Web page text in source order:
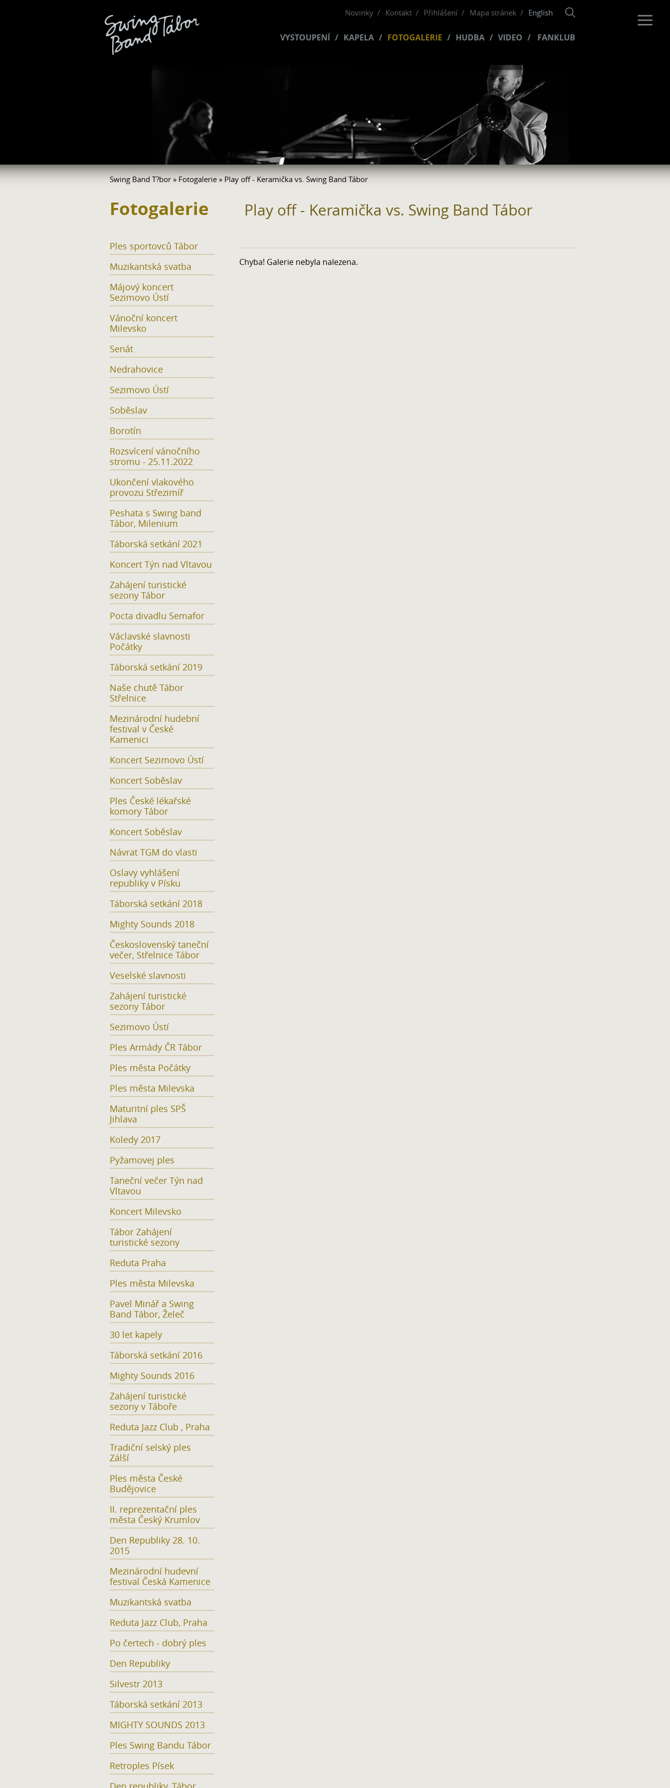
Novinky Kontakt Přihlášení Mapa stránek English
VYSTOUPENÍ KAPELA FOTOGALERIE HUDBA VIDEO FANKLUB
Swing Band T?bor » Fotogalerie » Play off - Keramička vs. Swing Band Tábor
Fotogalerie
Ples sportovců Tábor
Muzikantská svatba
Májový koncert
Sezimovo Ústí
Vánoční koncert
Milevsko
Senát
Nedrahovice
Sezimovo Ústí
Soběslav
Borotín
Rozsvícení vánočního
stromu - 25.11.2022
Ukončení vlakového
provozu Střezimíř
Peshata s Swing band
Tábor, Milenium
Táborská setkání 2021
Koncert Týn nad Vltavou
Zahájení turistické
sezony Tábor
Pocta divadlu Semafor
Václavské slavnosti
Počátky
Táborská setkání 2019
Naše chutě Tábor
Střelnice
Mezinárodní hudební
festival v České
Kamenici
Koncert Sezimovo Ústí
Koncert Soběslav
Ples České lékařské
komory Tábor
Koncert Soběslav
Návrat TGM do vlasti
Oslavy vyhlášení
republiky v Písku
Táborská setkání 2018
Mighty Sounds 2018
Československý taneční
večer, Střelnice Tábor
Veselské slavnosti
Zahájení turistické
sezony Tábor
Sezimovo Ústí
Ples Armády ČR Tábor
Ples města Počátky
Ples města Milevska
Maturitní ples SPŠ
Jihlava
Koledy 2017
Pyžamovej ples
Taneční večer Týn nad
Vltavou
Koncert Milevsko
Tábor Zahájení
turistické sezony
Reduta Praha
Ples města Milevska
Pavel Minář a Swing
Band Tábor, Želeč
30 let kapely
Táborská setkání 2016
Mighty Sounds 2016
Zahájení turistické
sezony v Táboře
Reduta Jazz Club , Praha
Tradiční selský ples
Zálší
Ples města České
Budějovice
II. reprezentační ples
města Český Krumlov
Den Republiky 28. 10.
2015
Mezinárodní hudevní
festival Česká Kamenice
Muzikantská svatba
Reduta Jazz Club, Praha
Po čertech - dobrý ples
Den Republiky
Silvestr 2013
Táborská setkání 2013
MIGHTY SOUNDS 2013
Ples Swing Bandu Tábor
Retroples Písek
Play off - Keramička vs. Swing Band Tábor
Chyba! Galerie nebyla nalezena.